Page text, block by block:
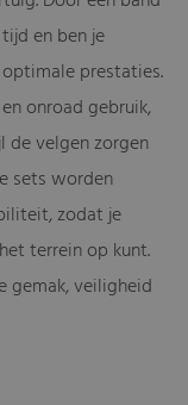
en ben je
prestaties.
onroad gebruik,
de velgen zorgen
sets worden
zodat je
terrein op kunt.
gemak, veiligheid